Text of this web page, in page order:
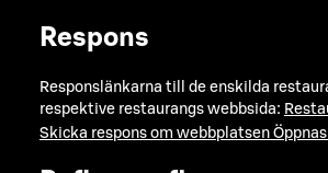
Respons
Responslänkarna till de enskilda
respektive restaurangs webbsida:
Skicka respons om webbplatsen